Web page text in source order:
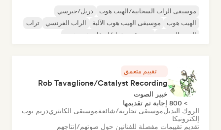
موسيقى الراب السحابية/الهيب هوب
دريل/جيرسي
الهيب هوب
موسيقى الهيب هوب الآلية الراب الفرنسي
تراب
البوب الحضري
موسيقى تشيل/لو-فاي هيب هوب
تقييم متعمق
Rob Tavaglione/Catalyst Recording
خبير الصوت
> 800 إجابة تم تقديمها
الروك البديلموسيقى تجارية/شائعةموسيقى الكانتريدريم بوب
إلكترونيكا
تقديم تقييمات مفصلة للفنانين حول صوتهم/إنتاجهم